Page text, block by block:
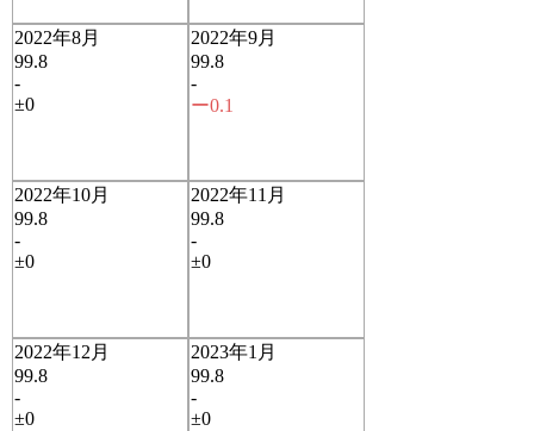
2022年8月
99.8
-
±0
2022年9月
99.8
-
ー0.1
2022年10月
99.8
-
±0
2022年11月
99.8
-
±0
2022年12月
99.8
-
±0
2023年1月
99.8
-
±0